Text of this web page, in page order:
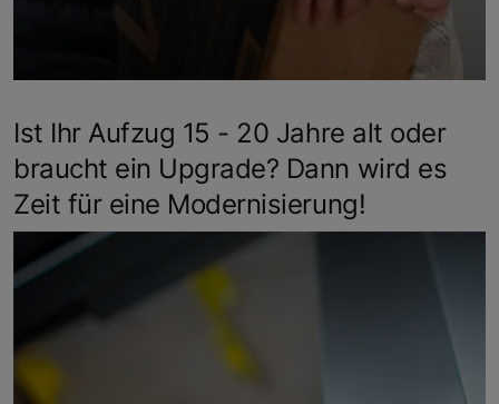
Ist Ihr Aufzug 15 - 20 Jahre alt oder
braucht ein Upgrade? Dann wird es
Zeit für eine Modernisierung!